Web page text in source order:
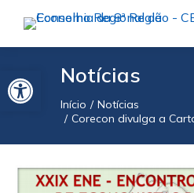
Barra de Ferramentas AbertaNotícias
Você está aqui:
Início
Notícias
Corecon divulga a